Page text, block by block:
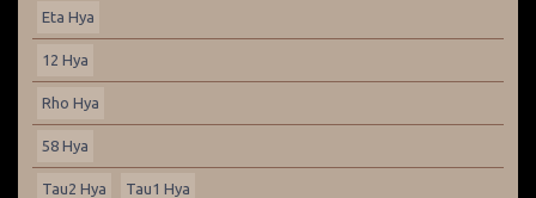
Eta Hya
12 Hya
Rho Hya
58 Hya
Tau2 Hya Tau1 Hya